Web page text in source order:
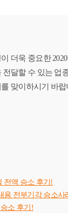
더욱 중요한
달할 수 있는
맞이하시기 바랍
전액 승소 후기!
용 전부기각 승소사
소 후기!